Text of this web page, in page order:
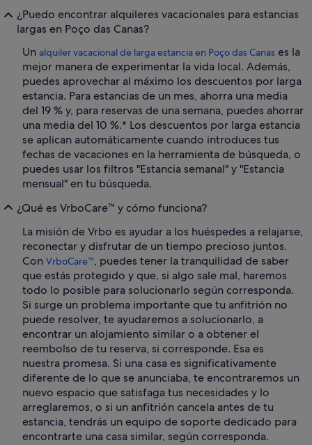
¿Puedo encontrar alquileres vacacionales para estancias
largas en Poço das Canas?
Un alquiler vacacional de larga estancia en Poço das Canas es la
mejor manera de experimentar la vida local. Además,
puedes aprovechar al máximo los descuentos por larga
estancia. Para estancias de un mes, ahorra una media
del 19 % y, para reservas de una semana, puedes ahorrar
una media del 10 %.* Los descuentos por larga estancia
se aplican automáticamente cuando introduces tus
fechas de vacaciones en la herramienta de búsqueda, o
puedes usar los filtros "Estancia semanal" y "Estancia
mensual" en tu búsqueda.
¿Qué es VrboCare™ y cómo funciona?
La misión de Vrbo es ayudar a los huéspedes a relajarse,
reconectar y disfrutar de un tiempo precioso juntos.
Con VrboCare™, puedes tener la tranquilidad de saber
que estás protegido y que, si algo sale mal, haremos
todo lo posible para solucionarlo según corresponda.
Si surge un problema importante que tu anfitrión no
puede resolver, te ayudaremos a solucionarlo, a
encontrar un alojamiento similar o a obtener el
reembolso de tu reserva, si corresponde. Esa es
nuestra promesa. Si una casa es significativamente
diferente de lo que se anunciaba, te encontraremos un
nuevo espacio que satisfaga tus necesidades y lo
arreglaremos, o si un anfitrión cancela antes de tu
estancia, tendrás un equipo de soporte dedicado para
encontrarte una casa similar, según corresponda.